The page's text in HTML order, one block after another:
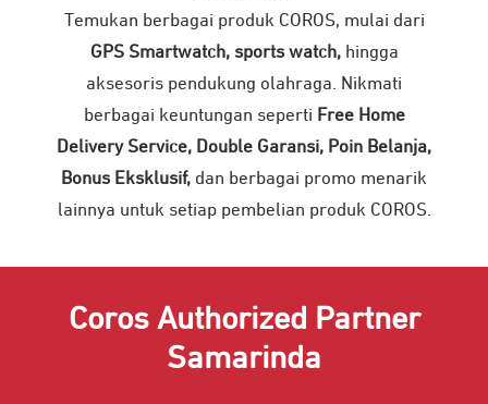
Temukan berbagai produk COROS, mulai dari
GPS Smartwatch, sports watch, hingga
aksesoris pendukung olahraga. Nikmati
berbagai keuntungan seperti Free Home
Delivery Service, Double Garansi, Poin Belanja,
Bonus Eksklusif, dan berbagai promo menarik
lainnya untuk setiap pembelian produk COROS.
Coros Authorized Partner
Samarinda